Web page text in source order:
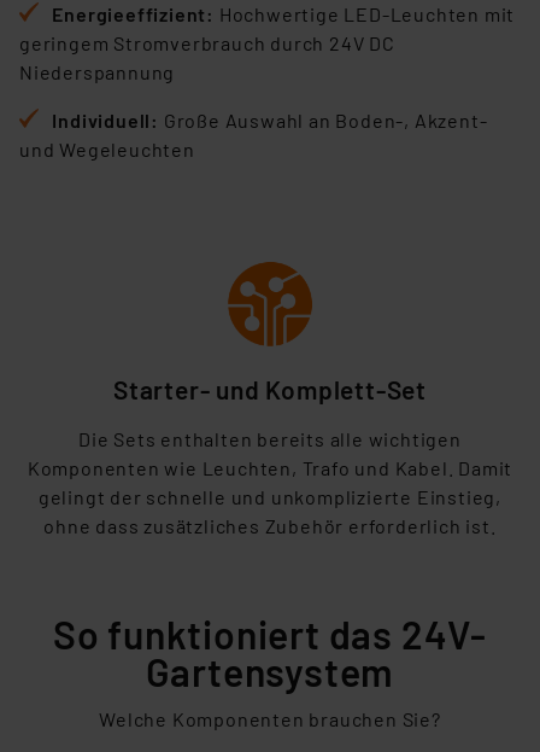
Energieeffizient: Hochwertige LED-Leuchten mit
geringem Stromverbrauch durch 24V DC
Niederspannung
Individuell: Große Auswahl an Boden-, Akzent-
und Wegeleuchten
Starter- und Komplett-Set
Die Sets enthalten bereits alle wichtigen
Komponenten wie Leuchten, Trafo und Kabel. Damit
gelingt der schnelle und unkomplizierte Einstieg,
ohne dass zusätzliches Zubehör erforderlich ist.
So funktioniert das 24V-
Gartensystem
Welche Komponenten brauchen Sie?